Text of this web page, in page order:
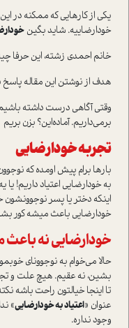
یکی از کارهایی که ممکنه در
خودارضاییه. شاید بگین
خانم احمدی زشته، این حرفا
هدف از نوشتن این مقاله
وقتی آگاهی درست داشته
برمی‌داریم. آماده‌این؟ بزن بریم
تجربه خودارضایی
بارها برام پیش اومده که
به خودارضایی اعتیاد داریم!
اینکه دختر یا پسر نوجوونشون
خودارضایی باعث میشه کور
خودارضایی نه
حالا می‌خوام به نوجوونای
بشین، نه عقیم. هیچ علت و
تا اینجا خیالتون راحت باشه
عنوان «اعتیاد به خودارضایی»
وجود نداره.